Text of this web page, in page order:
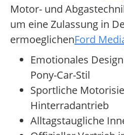
Motor- und
um eine Zulassung in
ermoeglichenFord
Emotionales
Pony-Car-Stil
Sportliche
Hinterradantrieb
Alltagstaugliche